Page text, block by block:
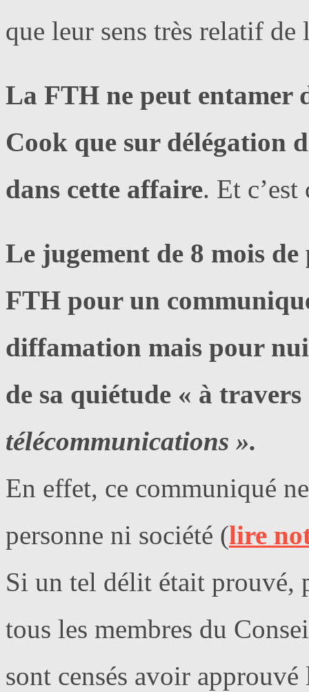
que leur sens très relatif de
La FTH ne peut entamer
Cook que sur délégation
dans cette affaire. Et
Le jugement de 8 mois
FTH pour un
diffamation mais pour
de sa quiétude « à travers
télécommunications ».
En effet, ce communiqué
personne ni société (lire
Si un tel délit était prouvé,
tous les membres du
sont censés avoir